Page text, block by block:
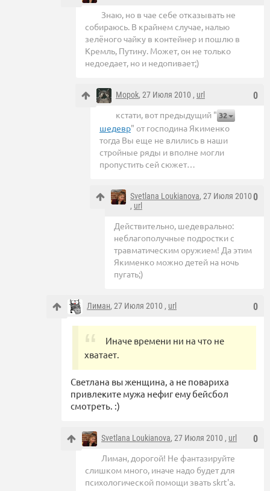
Знаю, но в чае себе отказывать не
собираюсь. В крайнем случае, налью
зелёного чайку в контейнер и пошлю в
Кремль, Путину. Может, он не только
недоедает, но и недопивает;)
0
Mopok, 27 Июля 2010 , url
кстати, вот предыдущий " 32
шедевр" от господина Якименко
тогда Вы еще не влились в наши
стройные ряды и вполне могли
пропустить сей сюжет…
0
Svetlana Loukianova, 27 Июля 2010
, url
Действительно, шедеврально:
неблагополучные подростки с
травматическим оружием! Да этим
Якименко можно детей на ночь
пугать;)
0
Лиман, 27 Июля 2010 , url
Иначе времени ни на что не
хватает.
Светлана вы женщина, а не повариха
привлеките мужа нефиг ему бейсбол
смотреть. :)
0
Svetlana Loukianova, 27 Июля 2010 , url
Лиман, дорогой! Не фантазируйте
слишком много, иначе надо будет для
психологической помощи звать skrt'а.